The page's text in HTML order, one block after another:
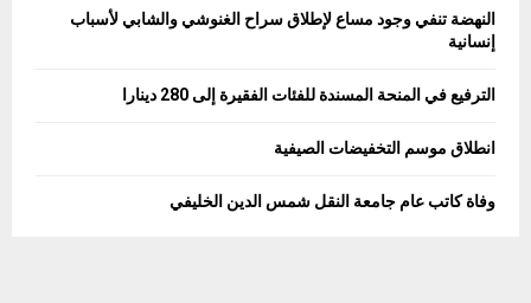
النهضة تنفي وجود مساع لإطلاق سراح الغنوشي والشابي لأسباب
إنسانية
الترفيع في المنحة المسندة للفئات الفقيرة إلى 280 دينارا
انطلاق موسم التخفيضات الصيفية
وفاة كاتب عام جامعة النقل شمس الدين الخليفي